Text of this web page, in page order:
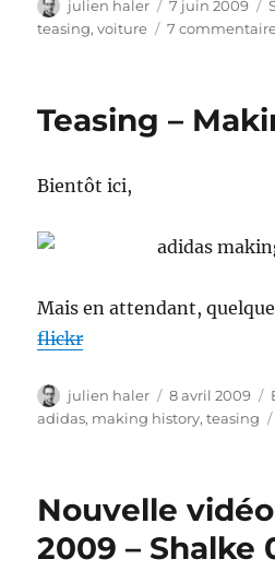
Auteur
julien haler
Publié
le
7 juin 2009
teasing,voiture 7
Teasing –
Bientôt ici,
Mais en attendant,
flickr
Auteur
julien haler
Publié
le
8 avril 2009
adidas, making history,teasing
Nouvelle
2009 – Shalke